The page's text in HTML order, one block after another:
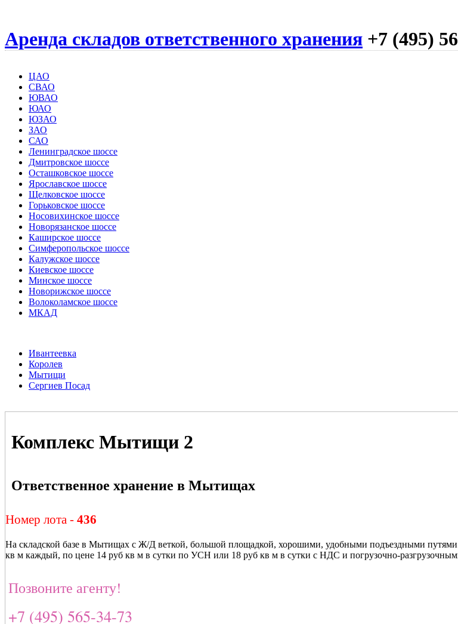
Аренда складов ответственного хранения +7 (495)
ЦАО
СВАО
ЮВАО
ЮАО
ЮЗАО
ЗАО
САО
Ленинградское шоссе
Дмитровское шоссе
Осташковское шоссе
Ярославское шоссе
Щелковское шоссе
Горьковское шоссе
Носовихинское шоссе
Новорязанское шоссе
Каширское шоссе
Симферопольское шоссе
Калужское шоссе
Киевское шоссе
Минское шоссе
Новорижское шоссе
Волоколамское шоссе
МКАД
Ивантеевка
Королев
Мытищи
Сергиев Посад
Комплекс Мытищи 2
Ответственное хранение в Мытищах
Номер лота - 436
На складской базе в Мытищах с Ж/Д веткой, большой площадкой, хорошими, удобными подъездными
кв м каждый, по цене 14 руб кв м в сутки по УСН или 18 руб кв м в сутки с НДС и погрузочно-
Позвоните агенту!
+7 (495) 565-34-73